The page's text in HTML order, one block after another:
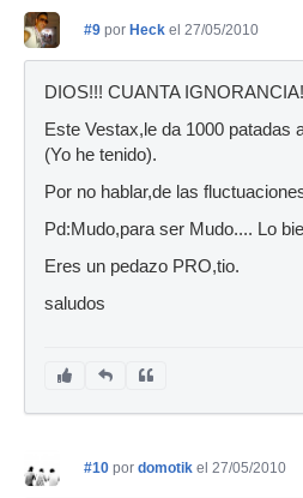
#9 por Heck el 27/05/2010
DIOS!!! CUANTA
Este Vestax,le da 1000 patadas
(Yo he tenido).
Por no hablar,de las
Pd:Mudo,para ser Mudo.... Lo
Eres un pedazo PRO,tio.
saludos
#10 por domotik el 27/05/2010